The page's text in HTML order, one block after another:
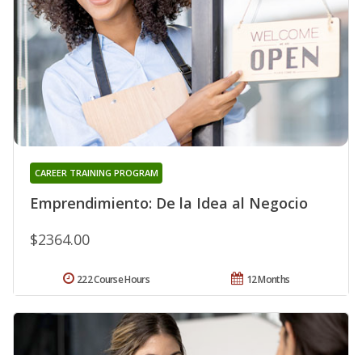
Emprendimiento: De la Idea al Negocio
CAREER TRAINING PROGRAM
$2364.00
12 Months
222 Course Hours